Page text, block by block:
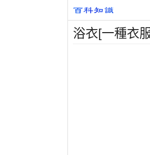
浴衣[一種衣